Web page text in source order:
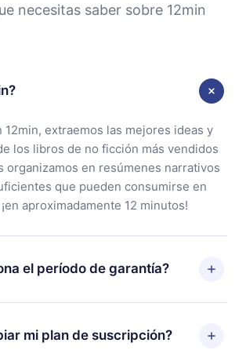
necesitas saber sobre 12min
12min, extraemos las mejores ideas y
los libros de no ficción más vendidos
organizamos en resúmenes narrativos
que pueden consumirse en
aproximadamente 12 minutos!
el período de garantía?
nuestra aplicación y comenzar a
biblioteca. Si por alguna razón no
con nuestra plataforma, simplemente
mi plan de suscripción?